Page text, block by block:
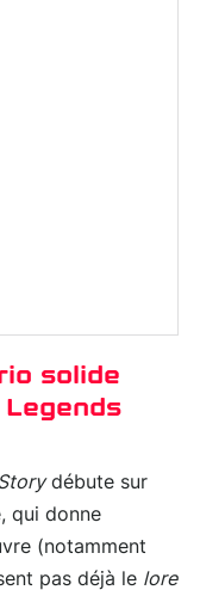
solide
débute sur
qui donne
(notamment
pas déjà le lore